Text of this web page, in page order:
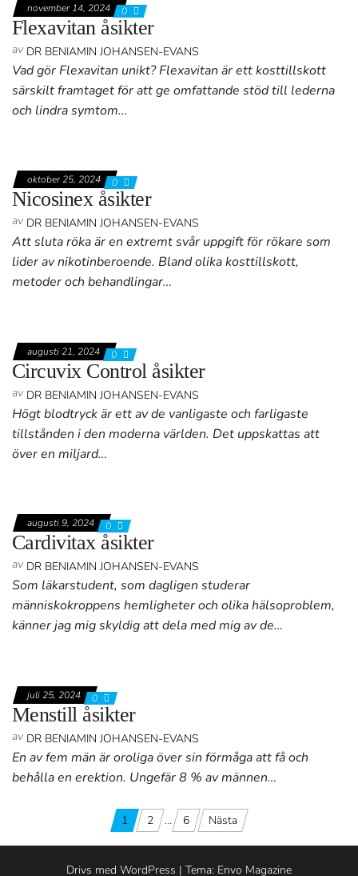
november 14, 2024 0
Flexavitan åsikter
av DR BENIAMIN JOHANSEN-EVANS
Vad gör Flexavitan unikt? Flexavitan är ett kosttillskott
särskilt framtaget för att ge omfattande stöd till lederna
och lindra symtom…
oktober 25, 2024 0
Nicosinex åsikter
av DR BENIAMIN JOHANSEN-EVANS
Att sluta röka är en extremt svår uppgift för rökare som
lider av nikotinberoende. Bland olika kosttillskott,
metoder och behandlingar…
augusti 21, 2024 0
Circuvix Control åsikter
av DR BENIAMIN JOHANSEN-EVANS
Högt blodtryck är ett av de vanligaste och farligaste
tillstånden i den moderna världen. Det uppskattas att
över en miljard…
augusti 9, 2024 0
Cardivitax åsikter
av DR BENIAMIN JOHANSEN-EVANS
Som läkarstudent, som dagligen studerar
människokroppens hemligheter och olika hälsoproblem,
känner jag mig skyldig att dela med mig av de…
juli 25, 2024 0
Menstill åsikter
av DR BENIAMIN JOHANSEN-EVANS
En av fem män är oroliga över sin förmåga att få och
behålla en erektion. Ungefär 8 % av männen…
Sidnumrering
för
1 2 … 6 Nästa
Drivs med WordPress | Tema: Envo Magazine